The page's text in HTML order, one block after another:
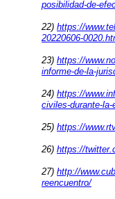
posibilidad-de-
22) https://
20220606-
23) https://
informe-de-la-
24) https://
civiles-durante-
25) https://
26) https://
27) http://
reencuentro/